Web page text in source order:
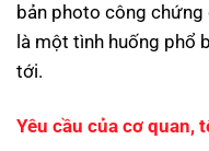
bản photo công
là một tình huống phổ
tới.
Yêu cầu của cơ quan,